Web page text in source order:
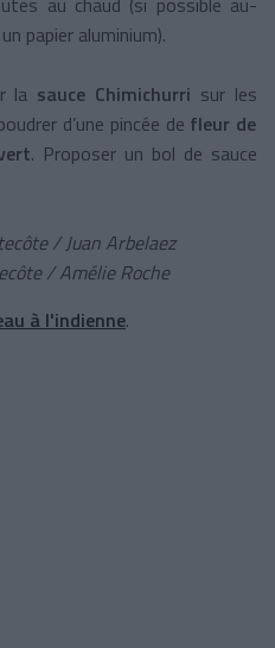
papier aluminium).
la sauce Chimichurri sur les
d’une pincée de fleur de
. Proposer un bol de sauce
/ Juan Arbelaez
/ Amélie Roche
à l'indienne.